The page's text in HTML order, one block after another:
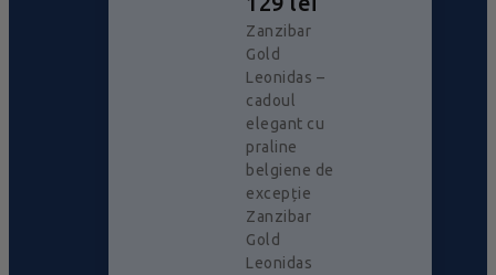
Zanzibar
Gold
Leonidas –
cadoul
elegant cu
praline
belgiene de
excepție
Zanzibar
Gold
Leonidas